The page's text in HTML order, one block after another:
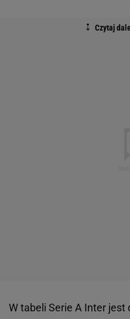
W tabeli Serie A Inter